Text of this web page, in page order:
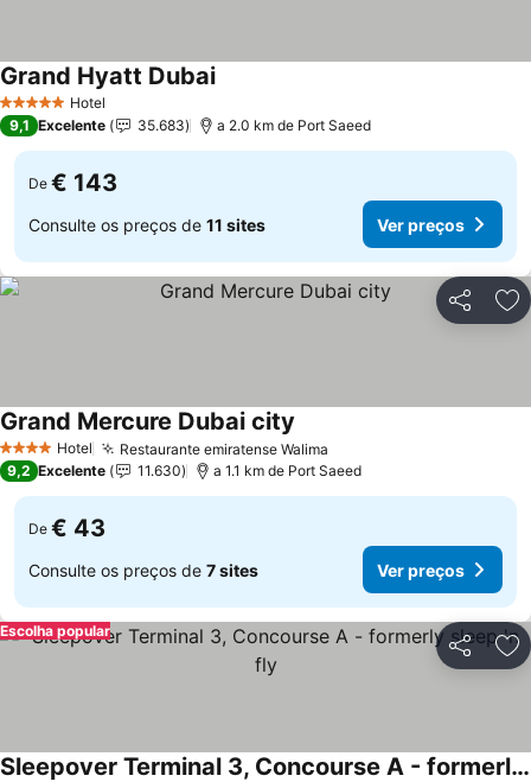
5 Estrelas Hotel
Grand Hyatt Dubai
9,1 Excelente 35.683 a 2.0 km de Port Saeed
De € 143
Consulte os preços de 11 sites Ver preços
Partilhar
4 EstrelasHotel Restaurante emiratense Walima
Grand Mercure Dubai city
9,2 Excelente 11.630 a 1.1 km de Port Saeed
De € 43
Consulte os preços de 7 sites Ver preços
Partilhar
Escolha popular
Sleepover Terminal 3, Concourse A - formerly sleep 'n fly